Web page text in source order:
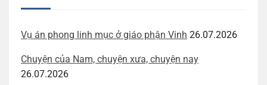
Vụ án phong linh mục ở giáo phận Vinh 26.07.2026
Chuyện của Nam, chuyện xưa, chuyện nay
26.07.2026